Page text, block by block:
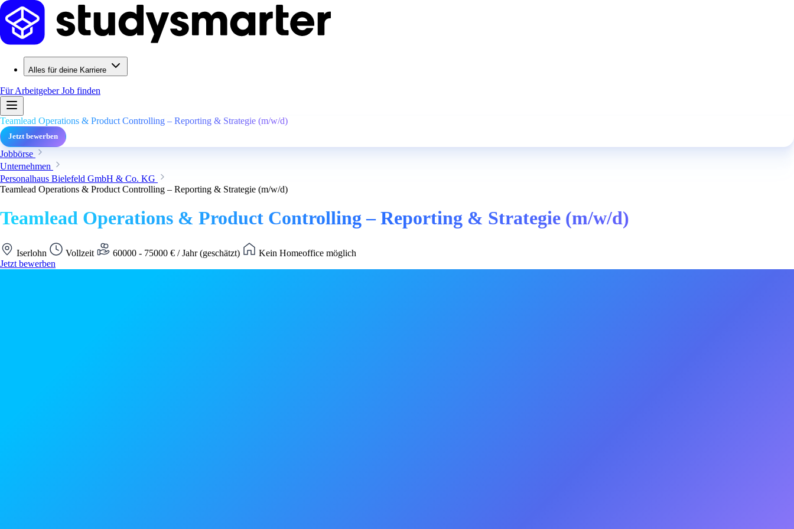
Alles für deine Karriere
Für ArbeitgeberJob finden
Teamlead Operations & Product Controlling – Reporting & Strategie (m/w/d)
Jetzt bewerben
Jobbörse
Unternehmen
Personalhaus Bielefeld GmbH & Co. KG
Teamlead Operations & Product Controlling – Reporting & Strategie (m/w/d)
Teamlead Operations & Product Controlling – Reporting & Strategie (m/w/d)
Iserlohn Vollzeit 60000 - 75000 € / Jahr (geschätzt)
Kein Homeoffice möglich
Jetzt bewerben